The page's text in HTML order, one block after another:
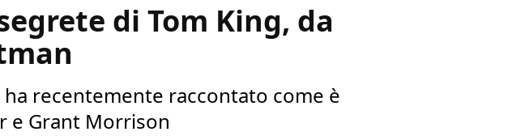
di Tom King, da
recentemente raccontato come è
e Grant Morrison